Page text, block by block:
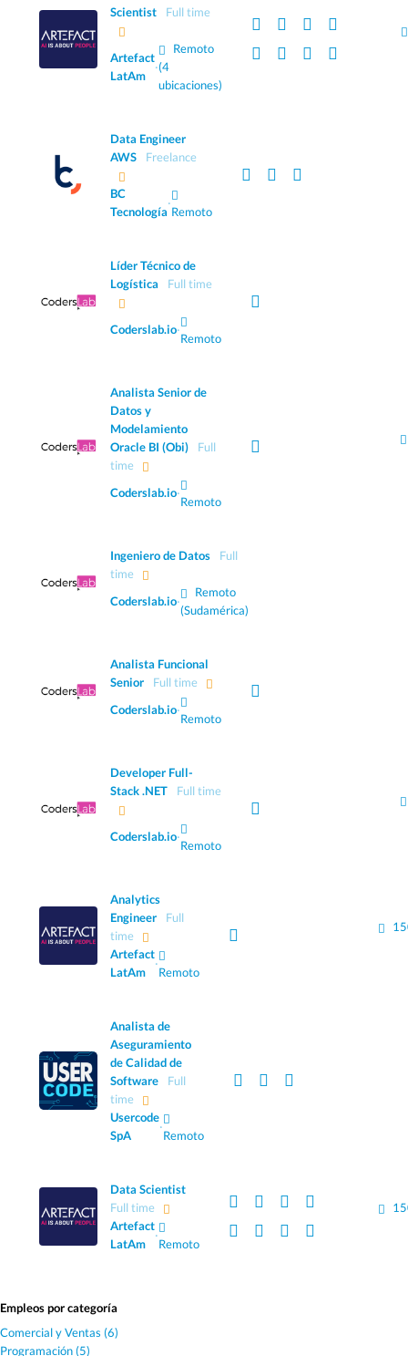
Scientist
Full time
Artefact
LatAm
·
Remoto
(4
ubicaciones)
Data Engineer
AWS
Freelance
BC
Tecnología
·
Remoto
Líder Técnico de
Logística
Full time
Coderslab.io·
Remoto
Analista Senior de
Datos y
Modelamiento
Oracle BI (Obi)
Full
time
Coderslab.io·
Remoto
Ingeniero de Datos
Full
time
Coderslab.io·
Remoto
(Sudamérica)
Analista Funcional
Senior
Full time
Coderslab.io·
Remoto
Developer Full-
Stack .NET
Full time
Coderslab.io·
Remoto
Analytics
Engineer
Full
time
Artefact
LatAm
·
Remoto
Analista de
Aseguramiento
de Calidad de
Software
Full
time
Usercode
SpA
·
Remoto
Data Scientist
Full time
Artefact
LatAm
·
Remoto
Empleos por categoría
Comercial y Ventas (6)
Programación (5)